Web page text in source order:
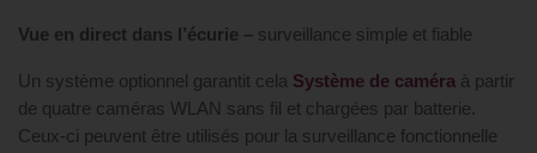
Vue en direct dans l’écurie – surveillance simple et fiable
Un système optionnel garantit cela Système de caméra à partir
de quatre caméras WLAN sans fil et chargées par batterie.
Ceux-ci peuvent être utilisés pour la surveillance fonctionnelle